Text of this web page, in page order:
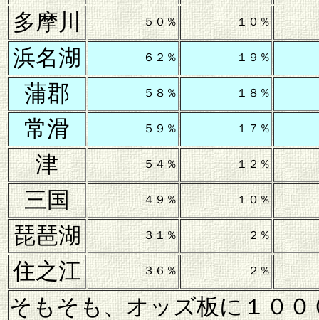
多摩川 ５０％ １０％
浜名湖 ６２％ １９％
蒲郡 ５８％ １８％
常滑 ５９％ １７％
津 ５４％ １２％
三国 ４９％ １０％
琵琶湖 ３１％ ２％
住之江 ３６％ ２％
そもそも、オッズ板に１０